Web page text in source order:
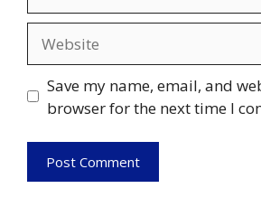
Save my name, email, and
browser for the next time I